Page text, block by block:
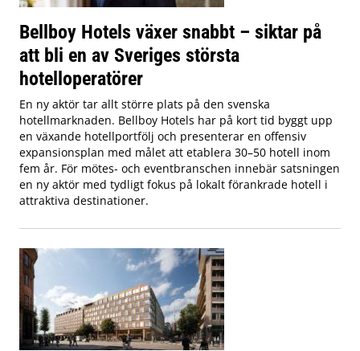
Bellboy Hotels växer snabbt – siktar på
att bli en av Sveriges största
hotelloperatörer
En ny aktör tar allt större plats på den svenska
hotellmarknaden. Bellboy Hotels har på kort tid byggt upp
en växande hotellportfölj och presenterar en offensiv
expansionsplan med målet att etablera 30–50 hotell inom
fem år. För mötes- och eventbranschen innebär satsningen
en ny aktör med tydligt fokus på lokalt förankrade hotell i
attraktiva destinationer.